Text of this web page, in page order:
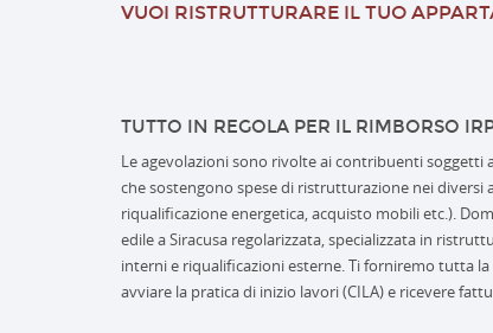
VUOI RISTRUTTURARE IL TUO
TUTTO IN REGOLA PER IL RIMBORSO
Le agevolazioni sono rivolte ai contribuenti soggetti
che sostengono spese di ristrutturazione nei
riqualificazione energetica, acquisto mobili etc.).
edile a Siracusa regolarizzata, specializzata in
interni e riqualificazioni esterne. Ti forniremo tutta
avviare la pratica di inizio lavori (CILA) e ricevere